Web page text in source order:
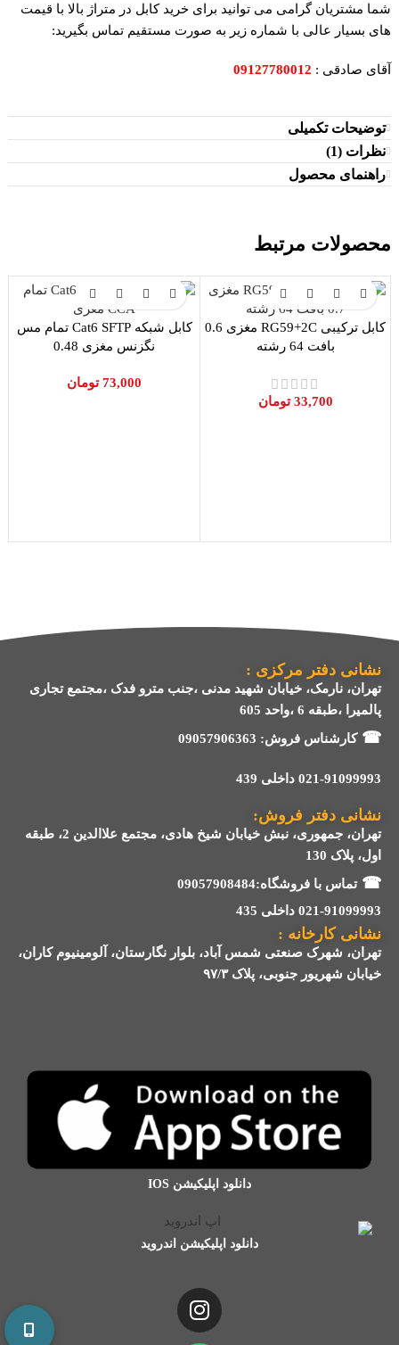
شما مشتریان گرامی می توانید برای خرید کابل در متراژ بالا با قیمت
های بسیار عالی با شماره زیر به صورت مستقیم تماس بگیرید:
آقای صادقی : 09127780012
توضیحات تکمیلی
نظرات (1)
راهنمای محصول
محصولات مرتبط
کابل ترکیبی RG59+2C مغزی 0.6
بافت 64 رشته
33,700 تومان
کابل شبکه Cat6 SFTP تمام مس
نگزنس مغزی 0.48
73,000 تومان
نشانی دفتر مرکزی :
تهران، نارمک، خیابان شهید مدنی ،جنب مترو فدک ،مجتمع تجاری
پالمیرا ،طبقه 6 ،واحد 605
☎کارشناس فروش: 09057906363
021-91099993 داخلی 439
نشانی دفتر فروش:
تهران، جمهوری، نبش خیابان شیخ هادی، مجتمع علاالدین 2، طبقه
اول، پلاک 130
☎تماس با فروشگاه:09057908484
021-91099993 داخلی 435
نشانی کارخانه :
تهران، شهرک صنعتی شمس آباد، بلوار نگارستان، آلومینیوم کاران،
خیابان شهریور جنوبی، پلاک ۹۷/۳
دانلود اپلیکیشن IOS
دانلود اپلیکیشن اندروید